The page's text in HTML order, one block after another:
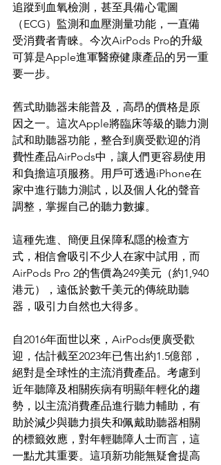
追蹤到血氧檢測，甚至具備心電圖
（ECG）監測和血壓測量功能，一直備
受消費者青睞。今次AirPods Pro的升級
可算是Apple進軍醫療健康產品的另一重
要一步。
舊式助聽器未能普及，高昂的價格是原
因之一。這次Apple將臨床等級的聽力測
試和助聽器功能，整合到廣受歡迎的消
費性產品AirPods中，讓人們更容易使用
和負擔這項服務。用戶可透過iPhone在
家中進行聽力測試，以及個人化的聲音
調整，掌握自己的聽力數據。
這種先進、簡便且保障私隱的檢查方
式，相信會吸引不少人在家中試用，而
AirPods Pro 2的售價為249美元（約1,940
港元），遠低於數千美元的傳統助聽
器，吸引力自然也大得多。
自2016年面世以來，AirPods便廣受歡
迎，估計截至2023年已售出約1.5億部，
絕對是全球性的主流消費產品。考慮到
近年聽障及相關疾病有明顯年輕化的趨
勢，以主流消費產品進行聽力輔助，有
助於減少與聽力損失和佩戴助聽器相關
的標籤效應，對年輕聽障人士而言，這
一點尤其重要。這項新功能無疑會提高